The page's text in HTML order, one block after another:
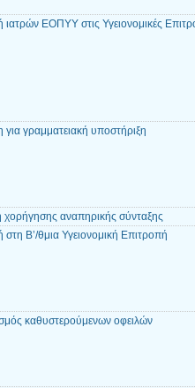
ΕΟΠΥΥ στις Υγειονομικές
γραμματειακή υποστήριξη
αναπηρικής σύνταξης
Β’/θμια Υγειονομική Επιτροπή
καθυστερούμενων οφειλών